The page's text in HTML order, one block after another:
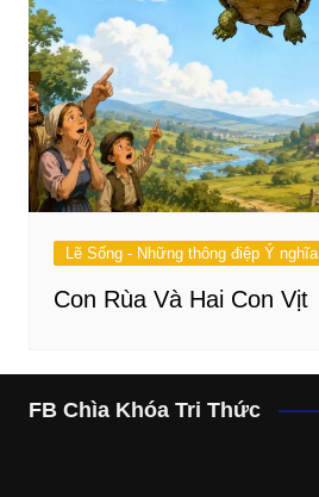
Lẽ Sống - Những thông điệp Ý nghĩa
Con Rùa Và Hai Con Vịt
FB Chìa Khóa Tri Thức